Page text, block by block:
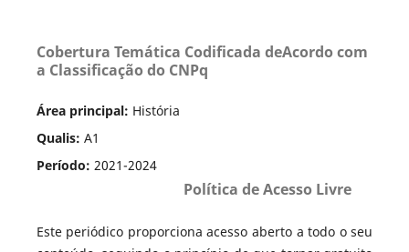
Cobertura Temática Codificada deAcordo com
a Classificação do CNPq
Área principal: História
Qualis: A1
Período: 2021-2024
Política de Acesso Livre
Este periódico proporciona acesso aberto a todo o seu